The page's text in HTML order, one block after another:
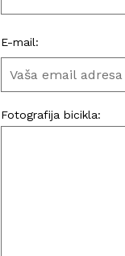
E-mail:
Fotografija bicikla: